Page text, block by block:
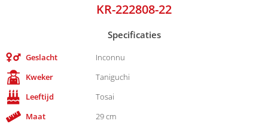
KR-222808-22
Specificaties
Geslacht
Inconnu
Kweker
Taniguchi
Leeftijd
Tosai
Maat
29 cm